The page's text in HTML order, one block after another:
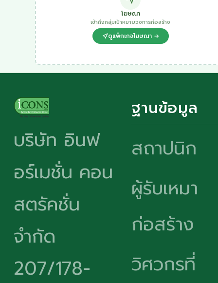
โฆษณา
เข้าถึงกลุ่มเป้าหมายวงการก่อสร้าง
ดูแพ็กเกจโฆษณา →
บริษัท อินฟ
อร์เมชั่น คอน
สตรัคชั่น
จำกัด
207/178-
ฐานข้อมูล
สถาปนิก
ผู้รับเหมา
ก่อสร้าง
วิศวกรที่